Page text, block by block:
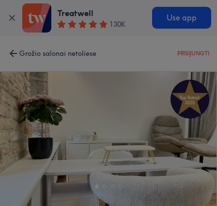
Treatwell
130K
Use app
Grožio salonai netoliese PRISIJUNGTI